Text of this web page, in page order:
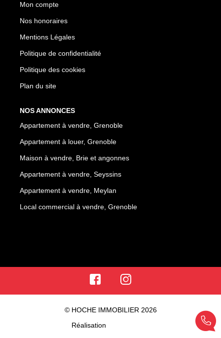
Mon compte
Nos honoraires
Mentions Légales
Politique de confidentialité
Politique des cookies
Plan du site
NOS ANNONCES
Appartement à vendre, Grenoble
Appartement à louer, Grenoble
Maison à vendre, Brie et angonnes
Appartement à vendre, Seyssins
Appartement à vendre, Meylan
Local commercial à vendre, Grenoble
© HOCHE IMMOBILIER 2026
Réalisation